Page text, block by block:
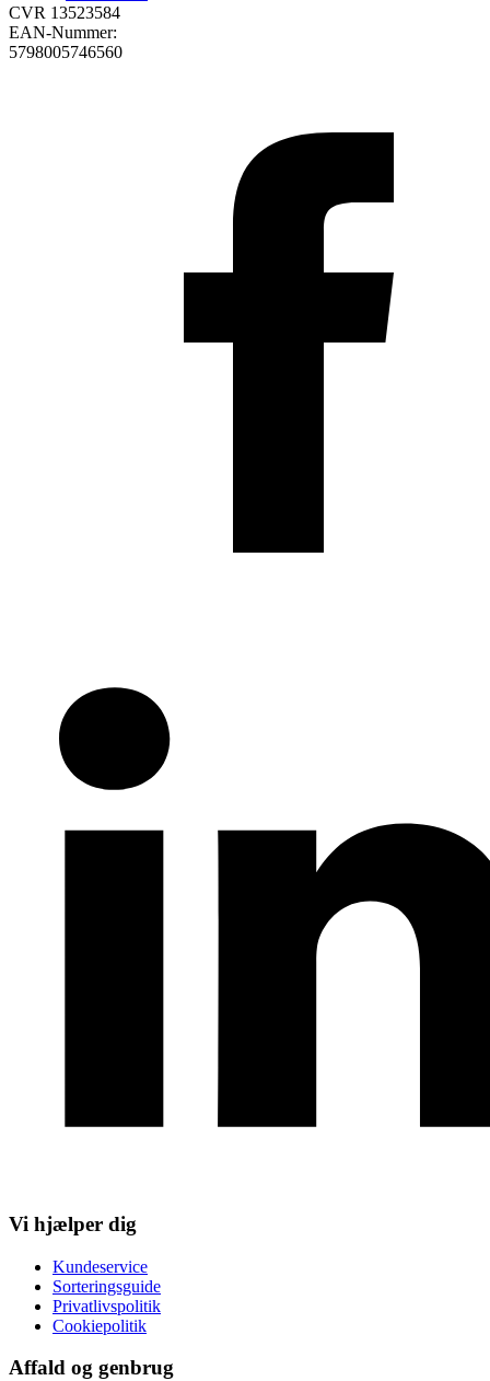
CVR 13523584
EAN-Nummer:
5798005746560
Vi hjælper dig
Kundeservice
Sorteringsguide
Privatlivspolitik
Cookiepolitik
Affald og genbrug